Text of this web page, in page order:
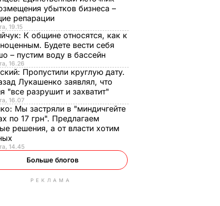
убытков бизнеса –
репарации
19.15
К общине относятся, как к
Будете вести себя
– пустим воду в бассейн
16.26
Пропустили круглую дату.
Лукашенко заявлял, что
"все разрушит и захватит"
16.07
Мы застряли в "миндичгейте
по 17 грн". Предлагаем
решения, а от власти хотим
14.45
Больше блогов
РЕКЛАМА